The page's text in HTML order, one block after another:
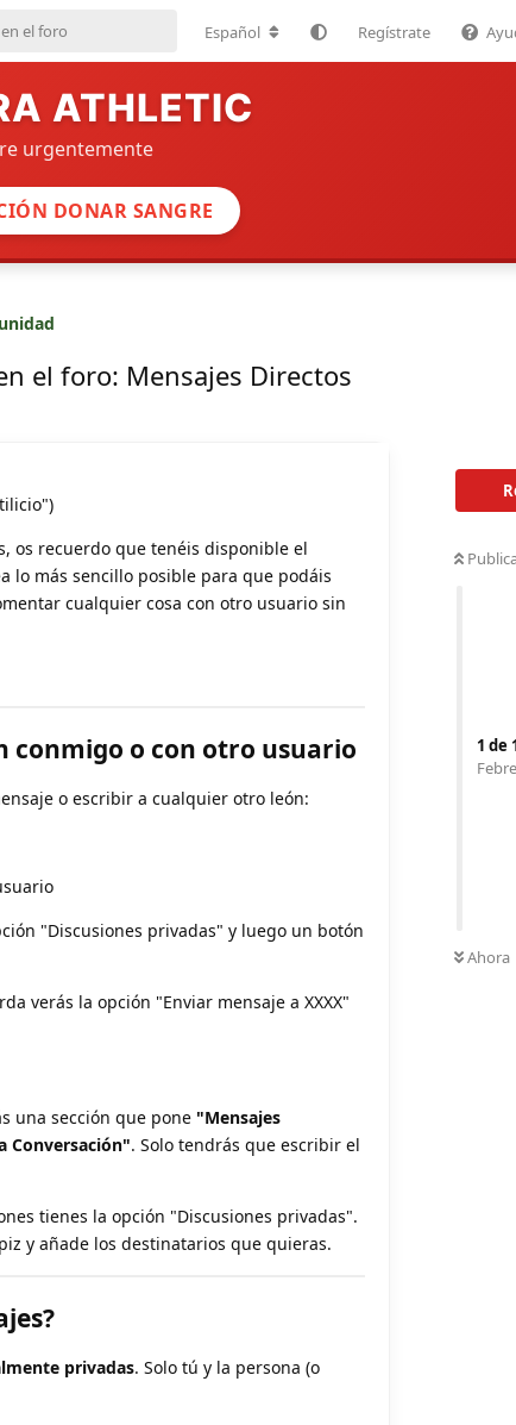
Español Regístrate
ATHLETIC
urgentemente
DONAR SANGRE
el foro: Mensajes Directos
1 de
Ahora
os recuerdo que tenéis disponible el
lo más sencillo posible para que podáis
cualquier cosa con otro usuario sin
conmigo o con otro usuario
o escribir a cualquier otro león:
"Discusiones privadas" y luego un botón
verás la opción "Enviar mensaje a XXXX"
una sección que pone "Mensajes
Conversación". Solo tendrás que escribir el
tienes la opción "Discusiones privadas".
y añade los destinatarios que quieras.
privadas. Solo tú y la persona (o